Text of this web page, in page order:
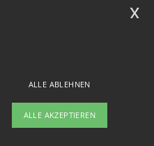
ALLE ABLEHNEN
ALLE AKZEPTIEREN
x
weniger